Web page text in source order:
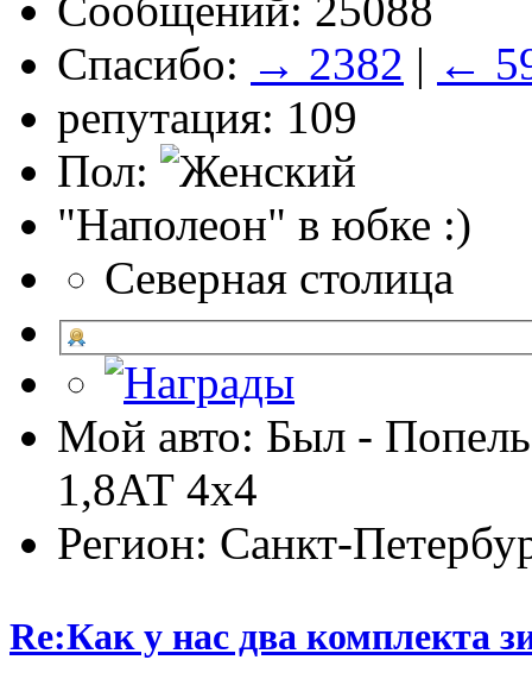
Спасибо: → 2382 | ←
репутация: 109
Пол:
"Наполеон" в юбке :)
Северная столица
Мой авто: Был -
1,8АТ 4х4
Регион: Санкт-
Re:Как у нас два комплекта